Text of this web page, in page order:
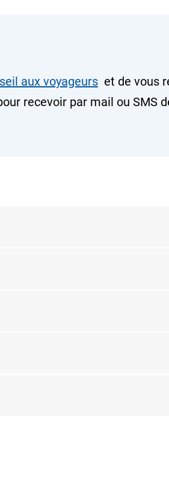
aux voyageurs et de vous
recevoir par mail ou SMS